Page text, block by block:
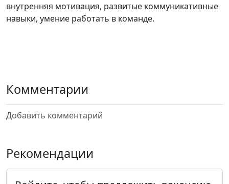
внутренняя мотивация, развитые коммуникативные
навыки, умение работать в команде.
Комментарии
Добавить комментарий
Рекомендации